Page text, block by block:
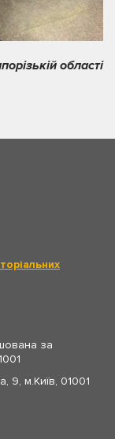
області
за
9, м.Київ, 01001